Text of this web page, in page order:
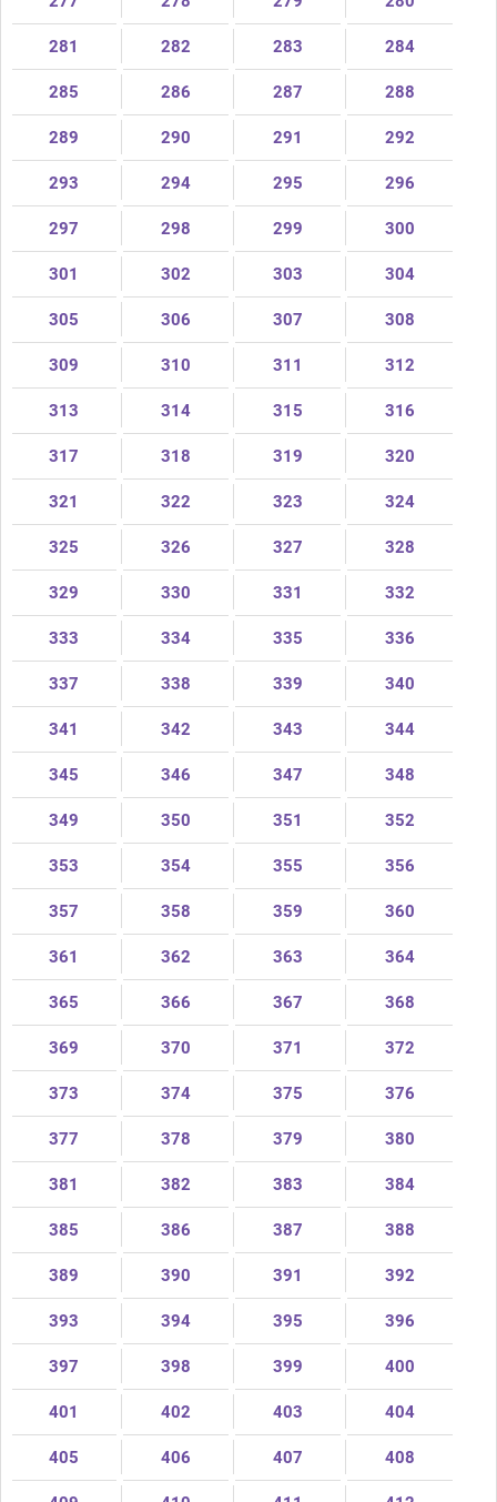
281 282 283 284
285 286 287 288
289 290 291 292
293 294 295 296
297 298 299 300
301 302 303 304
305 306 307 308
309 310 311 312
313 314 315 316
317 318 319 320
321 322 323 324
325 326 327 328
329 330 331 332
333 334 335 336
337 338 339 340
341 342 343 344
345 346 347 348
349 350 351 352
353 354 355 356
357 358 359 360
361 362 363 364
365 366 367 368
369 370 371 372
373 374 375 376
377 378 379 380
381 382 383 384
385 386 387 388
389 390 391 392
393 394 395 396
397 398 399 400
401 402 403 404
405 406 407 408